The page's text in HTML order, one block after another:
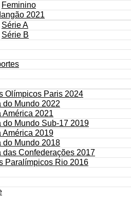
Feminino
2021
Série A
Série B
Olímpicos Paris 2024
do Mundo 2022
América 2021
do Mundo Sub-17 2019
América 2019
do Mundo 2018
das Confederações 2017
Paralímpicos Rio 2016